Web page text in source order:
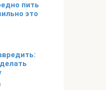
пить
это